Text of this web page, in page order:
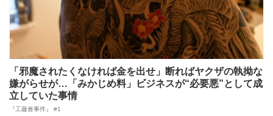
「邪魔されたくなければ金を出せ」断ればヤクザの執拗な
嫌がらせが…「みかじめ料」ビジネスが“必要悪”として成
立していた事情
『工藤會事件』 #1